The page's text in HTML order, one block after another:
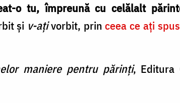
o tu, împreună cu celălalt
şi v-aţivorbit, princeea ce aţi spus
maniere pentru părinţi, Editura